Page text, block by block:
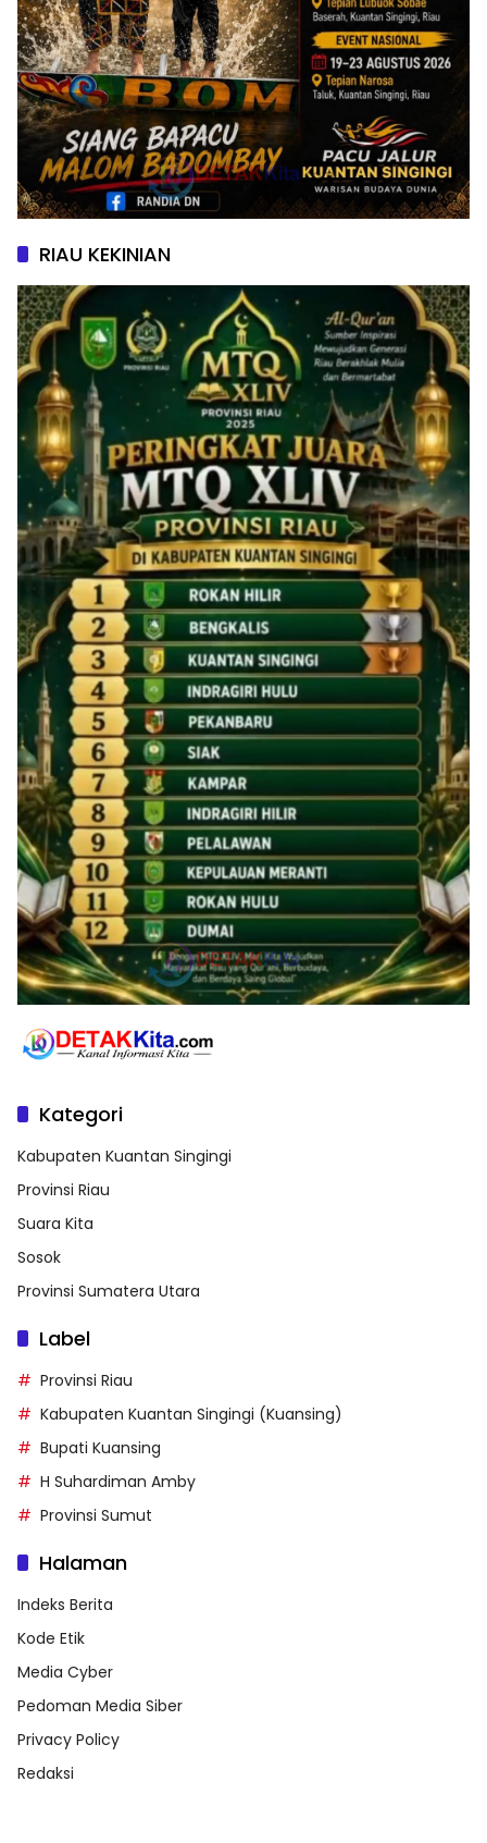
RIAU KEKINIAN
Kategori
Kabupaten Kuantan Singingi
Provinsi Riau
Suara Kita
Sosok
Provinsi Sumatera Utara
Label
Provinsi Riau
Kabupaten Kuantan Singingi (Kuansing)
Bupati Kuansing
H Suhardiman Amby
Provinsi Sumut
Halaman
Indeks Berita
Kode Etik
Media Cyber
Pedoman Media Siber
Privacy Policy
Redaksi